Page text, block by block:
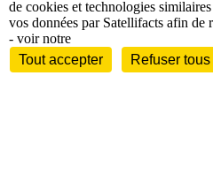
Entreprises et marchésTélécoms
de cookies et technologies
vos données par Satellifacts afin de
- voir notre
Tout accepter
Refuser